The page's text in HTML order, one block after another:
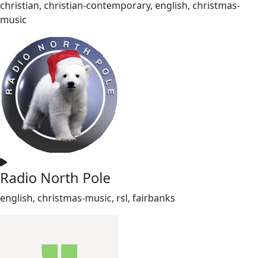
christian, christian-contemporary, english, christmas-
music
Radio North Pole
english, christmas-music, rsl, fairbanks